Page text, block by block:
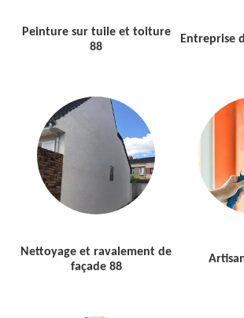
Peinture sur tuile et toiture
88
Entreprise
Nettoyage et ravalement de
façade 88